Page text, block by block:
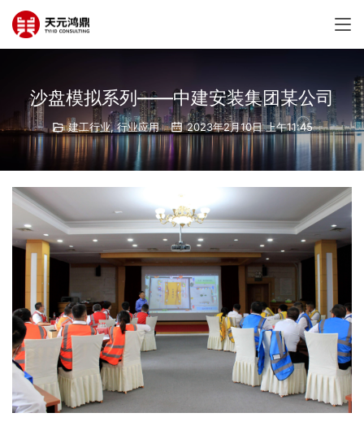
沙盘模拟系列——中建安装集团某公司
建工行业,行业应用 2023年2月10日 上午11:45